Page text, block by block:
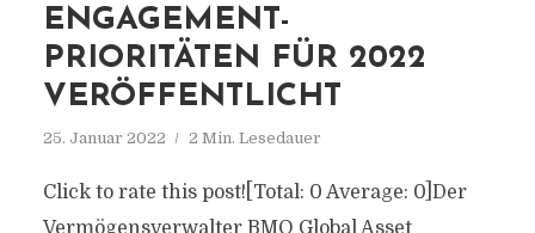
ENGAGEMENT-
PRIORITÄTEN FÜR 2022
VERÖFFENTLICHT
25. Januar 2022 2 Min. Lesedauer
Click to rate this post![Total: 0 Average: 0]Der
Vermögensverwalter BMO Global Asset